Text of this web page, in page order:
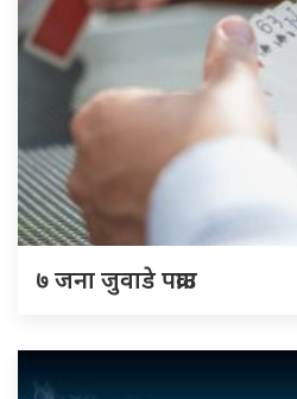
७ जना जुवाडे पक्राउ